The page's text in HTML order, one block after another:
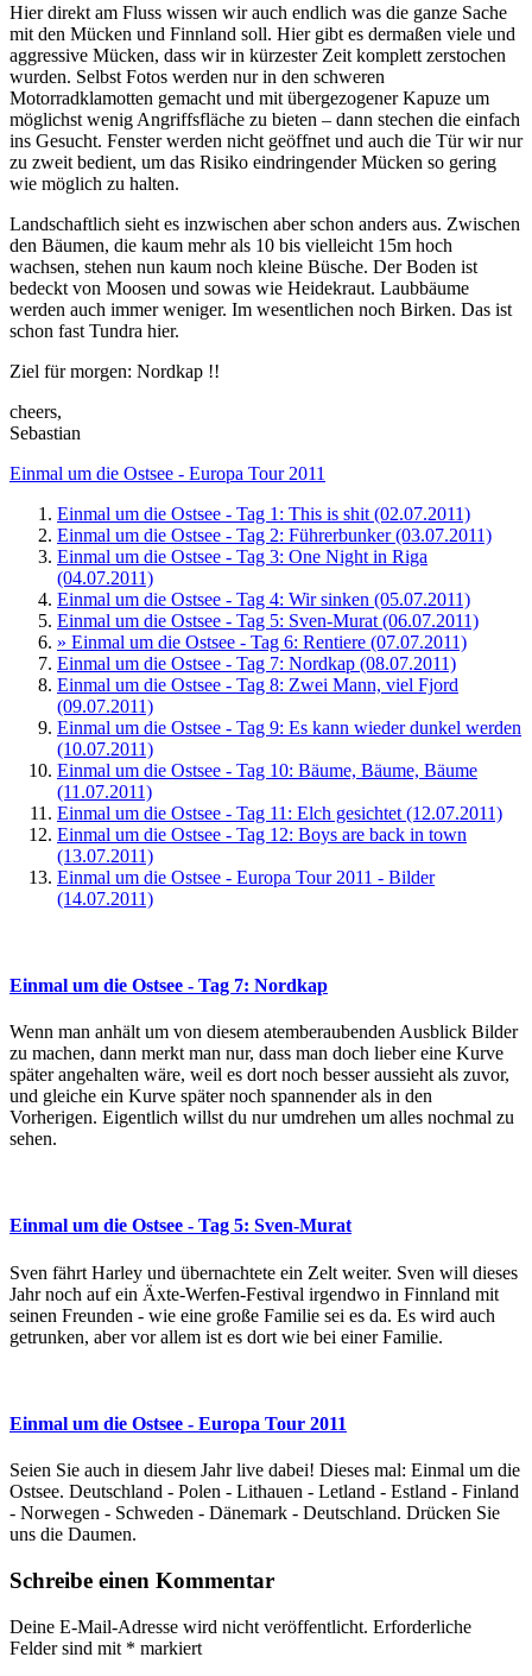
Hier direkt am Fluss wissen wir auch endlich was die ganze Sache
mit den Mücken und Finnland soll. Hier gibt es dermaßen viele und
aggressive Mücken, dass wir in kürzester Zeit komplett zerstochen
wurden. Selbst Fotos werden nur in den schweren
Motorradklamotten gemacht und mit übergezogener Kapuze um
möglichst wenig Angriffsfläche zu bieten – dann stechen die einfach
ins Gesucht. Fenster werden nicht geöffnet und auch die Tür wir nur
zu zweit bedient, um das Risiko eindringender Mücken so gering
wie möglich zu halten.
Landschaftlich sieht es inzwischen aber schon anders aus. Zwischen
den Bäumen, die kaum mehr als 10 bis vielleicht 15m hoch
wachsen, stehen nun kaum noch kleine Büsche. Der Boden ist
bedeckt von Moosen und sowas wie Heidekraut. Laubbäume
werden auch immer weniger. Im wesentlichen noch Birken. Das ist
schon fast Tundra hier.
Ziel für morgen: Nordkap !!
cheers,
Sebastian
Einmal um die Ostsee - Europa Tour 2011
Einmal um die Ostsee - Tag 1: This is shit (02.07.2011)
Einmal um die Ostsee - Tag 2: Führerbunker (03.07.2011)
Einmal um die Ostsee - Tag 3: One Night in Riga
(04.07.2011)
Einmal um die Ostsee - Tag 4: Wir sinken (05.07.2011)
Einmal um die Ostsee - Tag 5: Sven-Murat (06.07.2011)
» Einmal um die Ostsee - Tag 6: Rentiere (07.07.2011)
Einmal um die Ostsee - Tag 7: Nordkap (08.07.2011)
Einmal um die Ostsee - Tag 8: Zwei Mann, viel Fjord
(09.07.2011)
Einmal um die Ostsee - Tag 9: Es kann wieder dunkel werden
(10.07.2011)
Einmal um die Ostsee - Tag 10: Bäume, Bäume, Bäume
(11.07.2011)
Einmal um die Ostsee - Tag 11: Elch gesichtet (12.07.2011)
Einmal um die Ostsee - Tag 12: Boys are back in town
(13.07.2011)
Einmal um die Ostsee - Europa Tour 2011 - Bilder
(14.07.2011)
Einmal um die Ostsee - Tag 7: Nordkap
Wenn man anhält um von diesem atemberaubenden Ausblick Bilder
zu machen, dann merkt man nur, dass man doch lieber eine Kurve
später angehalten wäre, weil es dort noch besser aussieht als zuvor,
und gleiche ein Kurve später noch spannender als in den
Vorherigen. Eigentlich willst du nur umdrehen um alles nochmal zu
sehen.
Einmal um die Ostsee - Tag 5: Sven-Murat
Sven fährt Harley und übernachtete ein Zelt weiter. Sven will dieses
Jahr noch auf ein Äxte-Werfen-Festival irgendwo in Finnland mit
seinen Freunden - wie eine große Familie sei es da. Es wird auch
getrunken, aber vor allem ist es dort wie bei einer Familie.
Einmal um die Ostsee - Europa Tour 2011
Seien Sie auch in diesem Jahr live dabei! Dieses mal: Einmal um die
Ostsee. Deutschland - Polen - Lithauen - Letland - Estland - Finland
- Norwegen - Schweden - Dänemark - Deutschland. Drücken Sie
uns die Daumen.
Schreibe einen Kommentar
Deine E-Mail-Adresse wird nicht veröffentlicht. Erforderliche
Felder sind mit * markiert